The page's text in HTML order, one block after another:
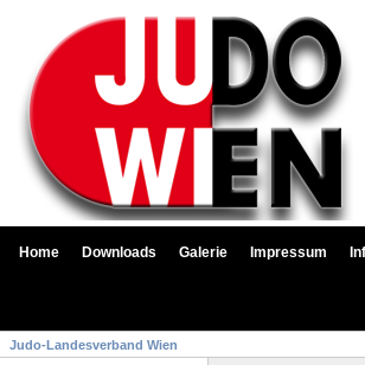
Home Downloads Galerie Impressum
Judo-Landesverband Wien